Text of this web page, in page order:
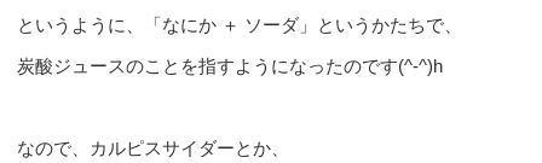
というように、「なにか ＋ ソーダ」というかたちで、
炭酸ジュースのことを指すようになったのです(^-^)h
なので、カルピスサイダーとか、